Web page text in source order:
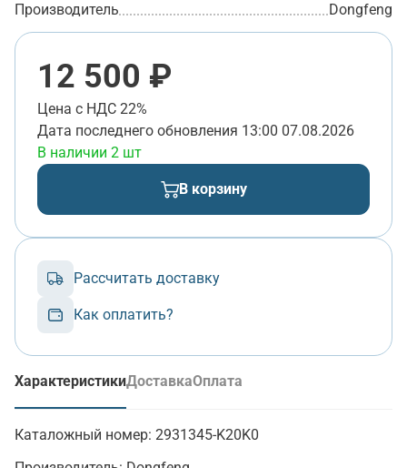
Производитель
Dongfeng
12 500 ₽
Цена с НДС 22%
Дата последнего обновления 13:00 07.08.2026
В наличии 2 шт
В корзину
Рассчитать доставку
Как оплатить?
Характеристики
(активная вкладка)
ДоставкаОплата
Каталожный номер: 2931345-K20K0